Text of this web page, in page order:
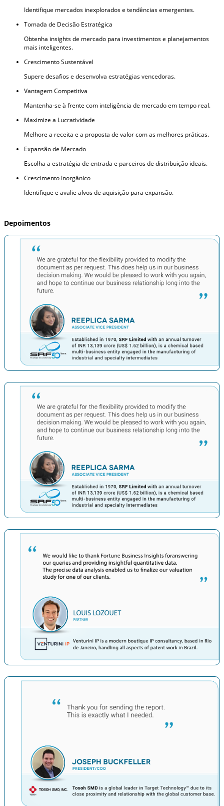
Identifique mercados inexplorados e tendências emergentes.
Tomada de Decisão Estratégica
Obtenha insights de mercado para investimentos e planejamentos
mais inteligentes.
Crescimento Sustentável
Supere desafios e desenvolva estratégias vencedoras.
Vantagem Competitiva
Mantenha-se à frente com inteligência de mercado em tempo real.
Maximize a Lucratividade
Melhore a receita e a proposta de valor com as melhores práticas.
Expansão de Mercado
Escolha a estratégia de entrada e parceiros de distribuição ideais.
Crescimento Inorgânico
Identifique e avalie alvos de aquisição para expansão.
Depoimentos